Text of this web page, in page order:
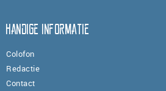
Handige informatie
Colofon
Redactie
Contact